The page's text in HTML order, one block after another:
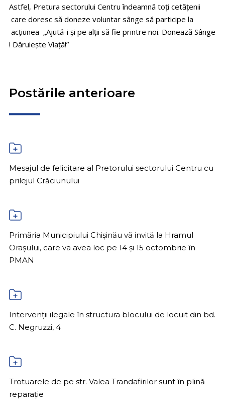
Astfel, Pretura sectorului Centru îndeamnă toți cetățenii
care doresc să doneze voluntar sânge să participe la
acțiunea „Ajută-i și pe alții să fie printre noi. Donează Sânge
! Dăruiește Viață!”
Postările anterioare
Mesajul de felicitare al Pretorului sectorului Centru cu
prilejul Crăciunului
Primăria Municipiului Chișinău vă invită la Hramul
Orașului, care va avea loc pe 14 și 15 octombrie în
PMAN
Intervenții ilegale în structura blocului de locuit din bd.
C. Negruzzi, 4
Trotuarele de pe str. Valea Trandafirilor sunt în plină
reparație